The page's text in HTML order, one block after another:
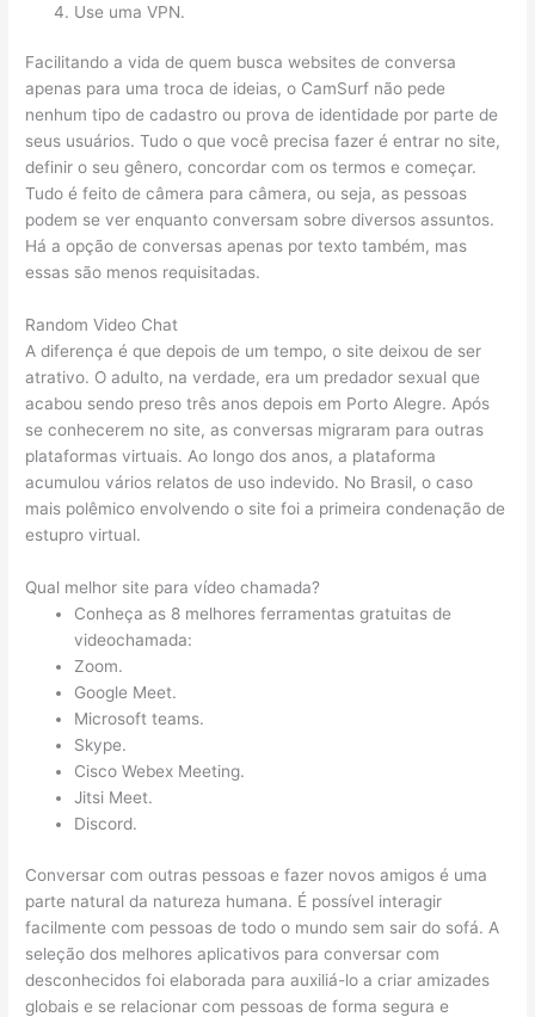
Use uma VPN.
Facilitando a vida de quem busca websites de conversa
apenas para uma troca de ideias, o CamSurf não pede
nenhum tipo de cadastro ou prova de identidade por parte de
seus usuários. Tudo o que você precisa fazer é entrar no site,
definir o seu gênero, concordar com os termos e começar.
Tudo é feito de câmera para câmera, ou seja, as pessoas
podem se ver enquanto conversam sobre diversos assuntos.
Há a opção de conversas apenas por texto também, mas
essas são menos requisitadas.
Random Video Chat
A diferença é que depois de um tempo, o site deixou de ser
atrativo. O adulto, na verdade, era um predador sexual que
acabou sendo preso três anos depois em Porto Alegre. Após
se conhecerem no site, as conversas migraram para outras
plataformas virtuais. Ao longo dos anos, a plataforma
acumulou vários relatos de uso indevido. No Brasil, o caso
mais polêmico envolvendo o site foi a primeira condenação de
estupro virtual.
Qual melhor site para vídeo chamada?
Conheça as 8 melhores ferramentas gratuitas de
videochamada:
Zoom.
Google Meet.
Microsoft teams.
Skype.
Cisco Webex Meeting.
Jitsi Meet.
Discord.
Conversar com outras pessoas e fazer novos amigos é uma
parte natural da natureza humana. É possível interagir
facilmente com pessoas de todo o mundo sem sair do sofá. A
seleção dos melhores aplicativos para conversar com
desconhecidos foi elaborada para auxiliá-lo a criar amizades
globais e se relacionar com pessoas de forma segura e